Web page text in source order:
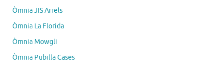
Òmnia JIS Arrels
Òmnia La Florida
Òmnia Mowgli
Òmnia Pubilla Cases